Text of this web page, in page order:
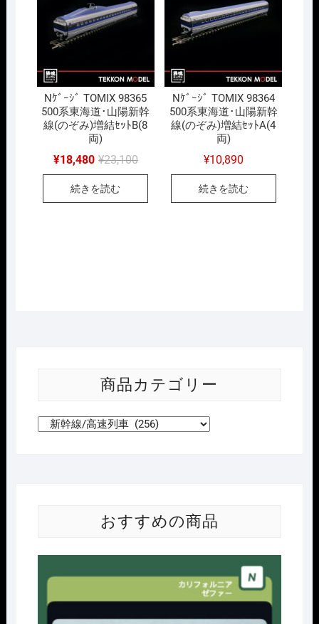
Nｹﾞｰｼﾞ TOMIX 98365
500系東海道･山陽新幹
線(のぞみ)増結ｾｯﾄB(8
両)
¥23,100元
は
¥18,480
現
格
続きを読む
Nｹﾞｰｼﾞ TOMIX 98364
500系東海道･山陽新幹
線(のぞみ)増結ｾｯﾄA(4
両)
¥10,890
続きを読む
商品カテゴリー
おすすめの商品